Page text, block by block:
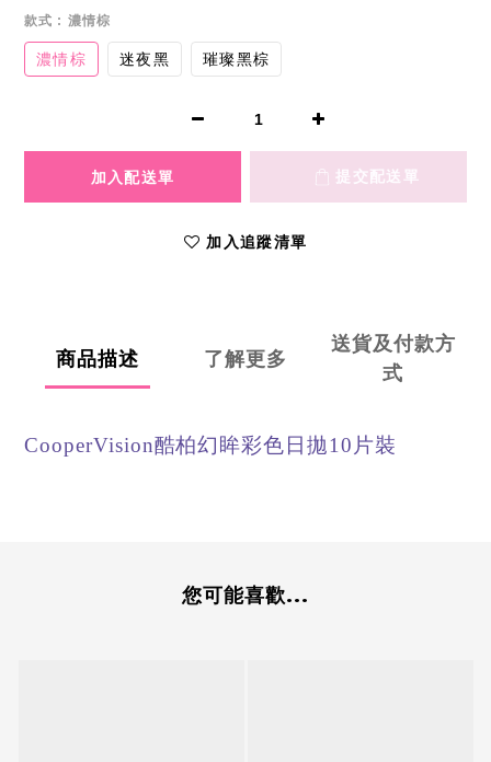
款式 : 濃情棕
濃情棕 迷夜黑 璀璨黑棕
加入追蹤清單
商品描述 了解更多
送貨及付款方
式
CooperVision酷柏幻眸彩色日拋10片裝
您可能喜歡...